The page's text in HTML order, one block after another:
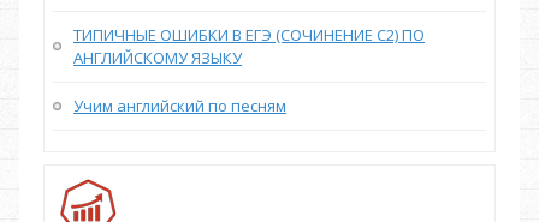
ТИПИЧНЫЕ ОШИБКИ В ЕГЭ (СОЧИНЕНИЕ С2) ПО
АНГЛИЙСКОМУ ЯЗЫКУ
Учим английский по песням